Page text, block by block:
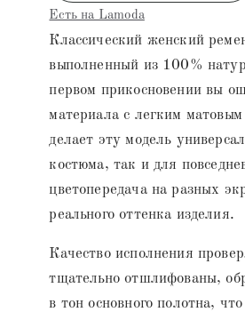
Есть на Lamoda
Классический женский
выполненный из 100%
первом прикосновении вы
материала с легким
делает эту модель
костюма, так и для
цветопередача на разных
реального оттенка изделия.
Качество исполнения
тщательно отшлифованы,
в тон основного полотна,